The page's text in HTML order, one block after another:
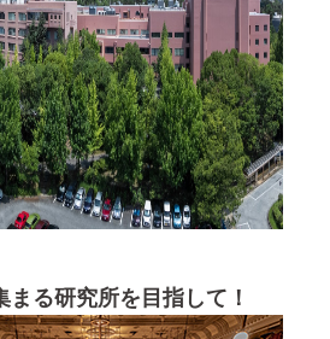
る研究所を目指して！